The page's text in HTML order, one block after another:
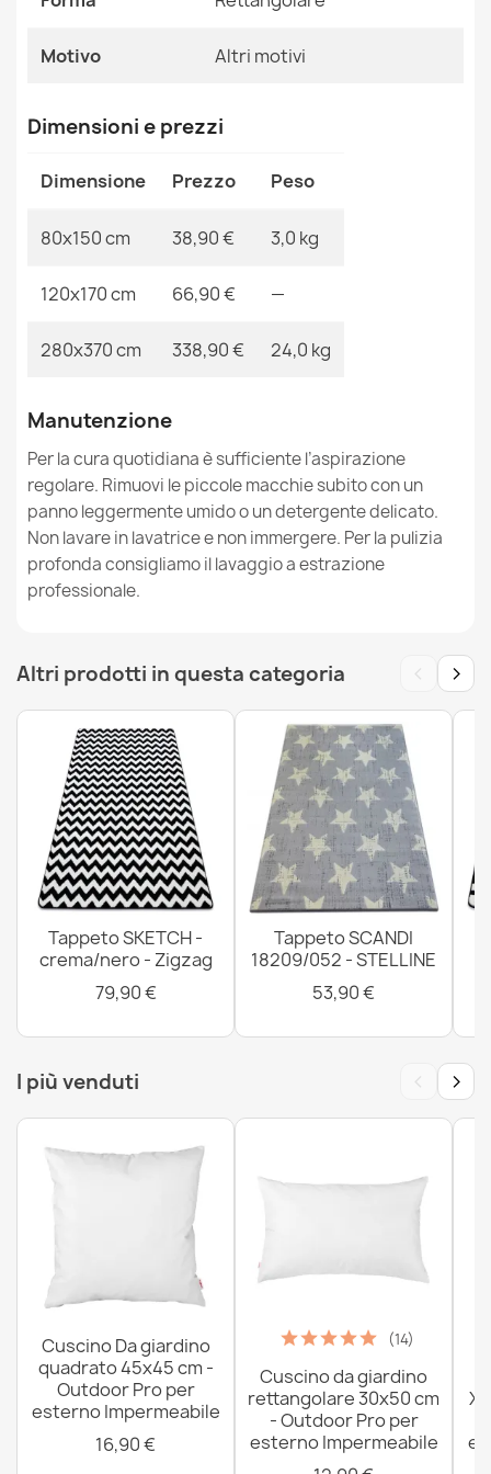
Tappeto moderno REBEC frange 51192A - due livelli di
38,90 €
Tappeto DE LUXE moderno Geometrico - Structural
verde / antracite
Tappeto DE LUXE moderno Astrazione - Structural
verde / grigio
76,90 €
Tappeto DE LUXE moderno 622 Astrazione - Structural
verde / antracite
76,90 €
Tappeto DE LUXE moderno 528 Astrazione - Structural
crema / blu scuro
Motivo Altri motivi
Dimensioni e prezzi
Dimensione Prezzo Peso
80x150 cm 38,90 € 3,0 kg
120x170 cm 66,90 € —
280x370 cm 338,90 € 24,0 kg
Manutenzione
Per la cura quotidiana è sufficiente l’aspirazione
regolare. Rimuovi le piccole macchie subito con un
panno leggermente umido o un detergente delicato.
Non lavare in lavatrice e non immergere. Per la pulizia
profonda consigliamo il lavaggio a estrazione
professionale.
Altri prodotti in questa categoria ‹ ›
Tappeto SKETCH -
crema/nero - Zigzag
79,90 €
Tappeto SCANDI
18209/052 - STELLINE
53,90 €
I più venduti ‹ ›
Cuscino Da giardino
quadrato 45x45 cm -
Outdoor Pro per
esterno Impermeabile
16,90 €
(14)
Cuscino da giardino
rettangolare 30x50 cm
- Outdoor Pro per
esterno Impermeabile